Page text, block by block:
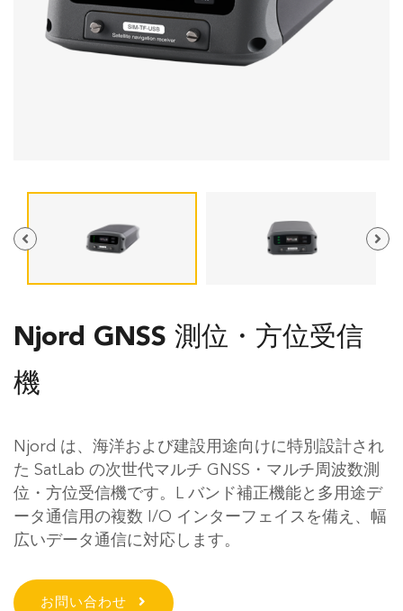
Njord GNSS 測位・方位受信
機
Njord は、海洋および建設用途向けに特別設計され
た SatLab の次世代マルチ GNSS・マルチ周波数測
位・方位受信機です。L バンド補正機能と多用途デ
ータ通信用の複数 I/O インターフェイスを備え、幅
広いデータ通信に対応します。
お問い合わせ